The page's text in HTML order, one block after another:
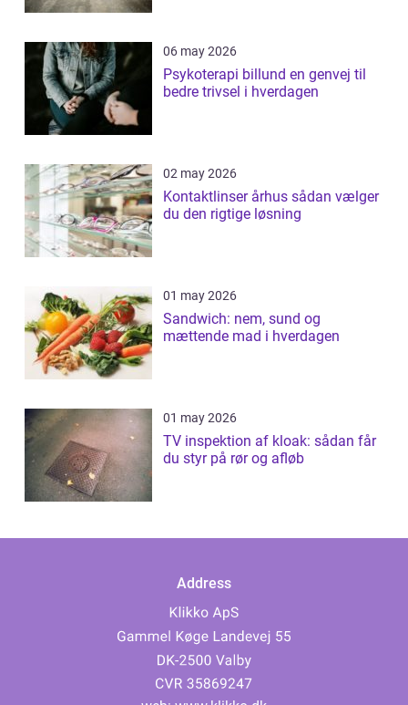
06 may 2026
Psykoterapi billund en genvej til
bedre trivsel i hverdagen
02 may 2026
Kontaktlinser århus sådan vælger
du den rigtige løsning
01 may 2026
Sandwich: nem, sund og
mættende mad i hverdagen
01 may 2026
TV inspektion af kloak: sådan får
du styr på rør og afløb
Address